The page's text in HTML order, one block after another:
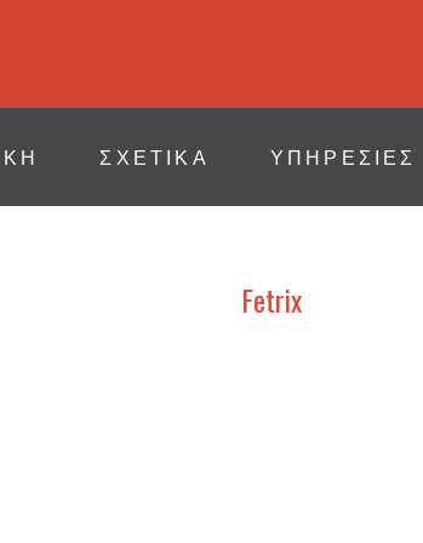
ΣΧΕΤΙΚΆ ΥΠΗΡΕΣΙΕΣ
Fetrix